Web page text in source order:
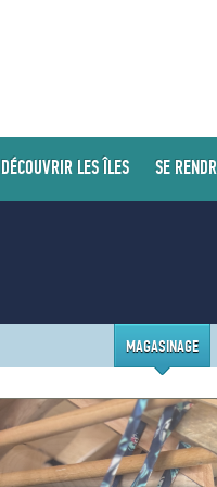
DÉCOUVRIR LES ÎLES SE
MAGASINAGE